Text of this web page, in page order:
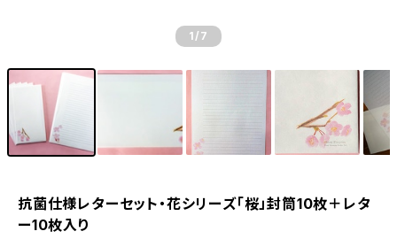
1 /7
抗菌仕様レターセット・花シリーズ「桜」封筒10枚＋レタ
ー10枚入り